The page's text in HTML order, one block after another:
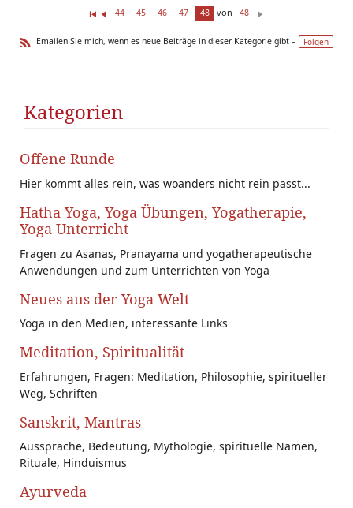
st ur
44 45 46 47 48 von 48
ei
Emailen Sie mich, wenn es neue Beiträge in dieser Kategorie gibt – Folgen
Kategorien
Offene Runde
Hier kommt alles rein, was woanders nicht rein passt...
Hatha Yoga, Yoga Übungen, Yogatherapie,
Yoga Unterricht
Fragen zu Asanas, Pranayama und yogatherapeutische
Anwendungen und zum Unterrichten von Yoga
Neues aus der Yoga Welt
Yoga in den Medien, interessante Links
Meditation, Spiritualität
Erfahrungen, Fragen: Meditation, Philosophie, spiritueller
Weg, Schriften
Sanskrit, Mantras
Aussprache, Bedeutung, Mythologie, spirituelle Namen,
Rituale, Hinduismus
Ayurveda